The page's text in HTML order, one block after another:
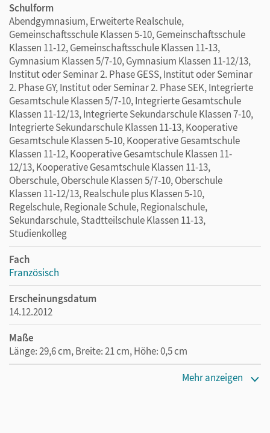
Schulform
Abendgymnasium, Erweiterte Realschule,
Gemeinschaftsschule Klassen 5-10, Gemeinschaftsschule
Klassen 11-12, Gemeinschaftsschule Klassen 11-13,
Gymnasium Klassen 5/7-10, Gymnasium Klassen 11-12/13,
Institut oder Seminar 2. Phase GESS, Institut oder Seminar
2. Phase GY, Institut oder Seminar 2. Phase SEK, Integrierte
Gesamtschule Klassen 5/7-10, Integrierte Gesamtschule
Klassen 11-12/13, Integrierte Sekundarschule Klassen 7-10,
Integrierte Sekundarschule Klassen 11-13, Kooperative
Gesamtschule Klassen 5-10, Kooperative Gesamtschule
Klassen 11-12, Kooperative Gesamtschule Klassen 11-
12/13, Kooperative Gesamtschule Klassen 11-13,
Oberschule, Oberschule Klassen 5/7-10, Oberschule
Klassen 11-12/13, Realschule plus Klassen 5-10,
Regelschule, Regionale Schule, Regionalschule,
Sekundarschule, Stadtteilschule Klassen 11-13,
Studienkolleg
Fach
Französisch
Erscheinungsdatum
14.12.2012
Maße
Länge: 29,6 cm, Breite: 21 cm, Höhe: 0,5 cm
Mehr anzeigen